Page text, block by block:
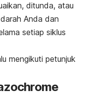
ditunda, atau
Anda dan
setiap siklus
mengikuti petunjuk